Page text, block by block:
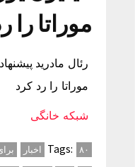
موراتا را
موراتا را رد کرد
شبکه خانگی
Tags: ۸۰ اخبار